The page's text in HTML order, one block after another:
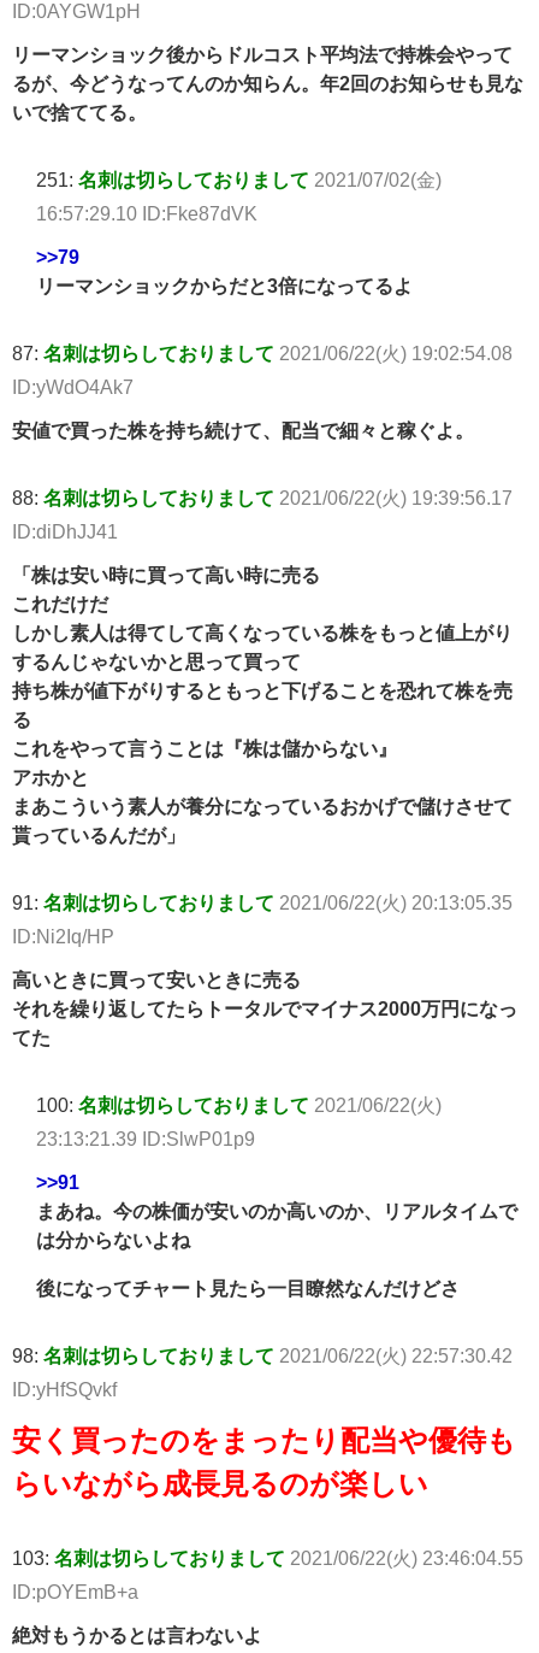
ID:0AYGW1pH
リーマンショック後からドルコスト平均法で持株会やって
るが、今どうなってんのか知らん。年2回のお知らせも見な
いで捨ててる。
251: 名刺は切らしておりまして 2021/07/02(金)
16:57:29.10 ID:Fke87dVK
>>79
リーマンショックからだと3倍になってるよ
87: 名刺は切らしておりまして 2021/06/22(火) 19:02:54.08
ID:yWdO4Ak7
安値で買った株を持ち続けて、配当で細々と稼ぐよ。
88: 名刺は切らしておりまして 2021/06/22(火) 19:39:56.17
ID:diDhJJ41
「株は安い時に買って高い時に売る
これだけだ
しかし素人は得てして高くなっている株をもっと値上がり
するんじゃないかと思って買って
持ち株が値下がりするともっと下げることを恐れて株を売
る
これをやって言うことは『株は儲からない』
アホかと
まあこういう素人が養分になっているおかげで儲けさせて
貰っているんだが」
91: 名刺は切らしておりまして 2021/06/22(火) 20:13:05.35
ID:Ni2Iq/HP
高いときに買って安いときに売る
それを繰り返してたらトータルでマイナス2000万円になっ
てた
100: 名刺は切らしておりまして 2021/06/22(火)
23:13:21.39 ID:SlwP01p9
>>91
まあね。今の株価が安いのか高いのか、リアルタイムで
は分からないよね
後になってチャート見たら一目瞭然なんだけどさ
98: 名刺は切らしておりまして 2021/06/22(火) 22:57:30.42
ID:yHfSQvkf
安く買ったのをまったり配当や優待も
らいながら成長見るのが楽しい
103: 名刺は切らしておりまして 2021/06/22(火) 23:46:04.55
ID:pOYEmB+a
絶対もうかるとは言わないよ